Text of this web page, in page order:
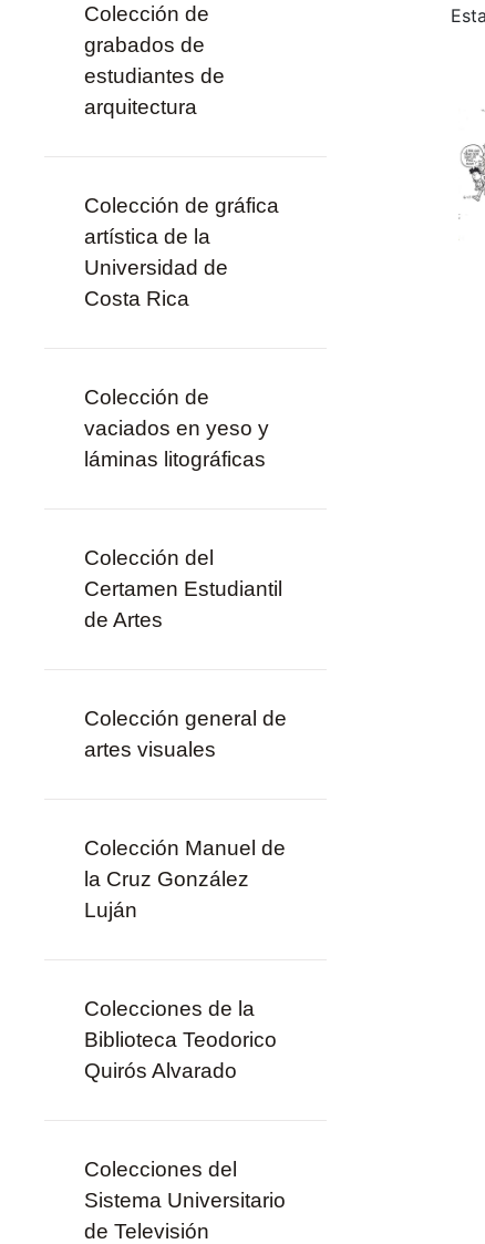
Colección de
grabados de
estudiantes de
arquitectura
Colección de gráfica
artística de la
Universidad de
Costa Rica
Colección de
vaciados en yeso y
láminas litográficas
Colección del
Certamen Estudiantil
de Artes
Colección general de
artes visuales
Colección Manuel de
la Cruz González
Luján
Colecciones de la
Biblioteca Teodorico
Quirós Alvarado
Colecciones del
Sistema Universitario
de Televisión